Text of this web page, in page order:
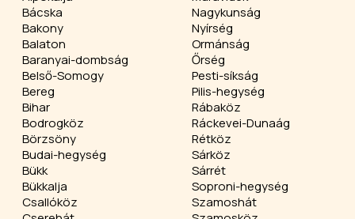
Bácska
Bakony
Balaton
Baranyai-dombság
Belső-Somogy
Bereg
Bihar
Bodrogköz
Börzsöny
Budai-hegység
Bükk
Bükkalja
Csallóköz
Nagykunság
Nyírség
Ormánság
Őrség
Pesti-síkság
Pilis-hegység
Rábaköz
Ráckevei-Dunaág
Rétköz
Sárköz
Sárrét
Soproni-hegység
Szamoshát